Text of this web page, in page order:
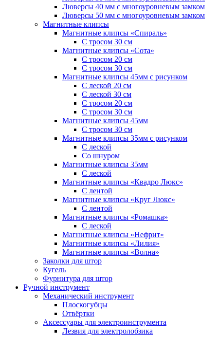
Люверсы 40 мм с многоуровневым замком
Люверсы 50 мм с многоуровневым замком
Магнитные клипсы
Магнитные клипсы «Спираль»
С тросом 30 см
Магнитные клипсы «Сота»
С тросом 20 см
С тросом 30 см
Магнитные клипсы 45мм с рисунком
С леской 20 см
С леской 30 см
С тросом 20 см
С тросом 30 см
Магнитные клипсы 45мм
С тросом 30 см
Магнитные клипсы 35мм с рисунком
С леской
Со шнуром
Магнитные клипсы 35мм
С леской
Магнитные клипсы «Квадро Люкс»
С лентой
Магнитные клипсы «Круг Люкс»
С лентой
Магнитные клипсы «Ромашка»
С леской
Магнитные клипсы «Нефрит»
Магнитные клипсы «Лилия»
Магнитные клипсы «Волна»
Заколки для штор
Кугель
Фурнитура для штор
Ручной инструмент
Механический инструмент
Плоскогубцы
Отвёртки
Аксессуары для электроинструмента
Лезвия для электролобзика